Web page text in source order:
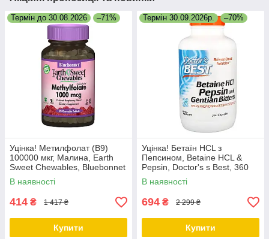
Термін до 30.08.2026 –71%
Уцінка! Метилфолат (B9)
100000 мкг, Малина, Earth
Sweet Chewables, Bluebonnet
Nutrition, 90 жувальних
таблеток
В наявності
414 ₴ 1 417 ₴
Купити
Термін 30.09.2026р. –70%
Уцінка! Бетаїн HCL з
Пепсином, Betaine HCL &
Pepsin, Doctor's s Best, 360
капсул
В наявності
694 ₴ 2 299 ₴
Купити